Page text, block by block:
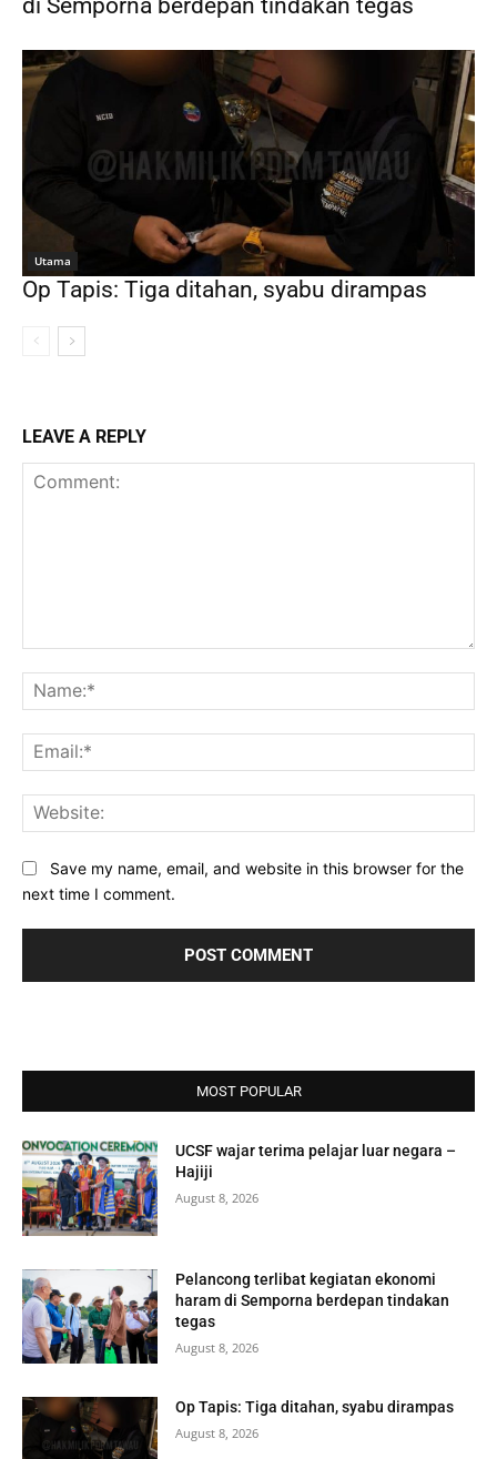
Utama
Op Tapis: Tiga ditahan, syabu dirampas
LEAVE A REPLY
Save my name, email, and website in this browser for the
next time I comment.
MOST POPULAR
UCSF wajar terima pelajar luar negara –
Hajiji
August 8, 2026
Pelancong terlibat kegiatan ekonomi
haram di Semporna berdepan tindakan
tegas
August 8, 2026
Op Tapis: Tiga ditahan, syabu dirampas
August 8, 2026